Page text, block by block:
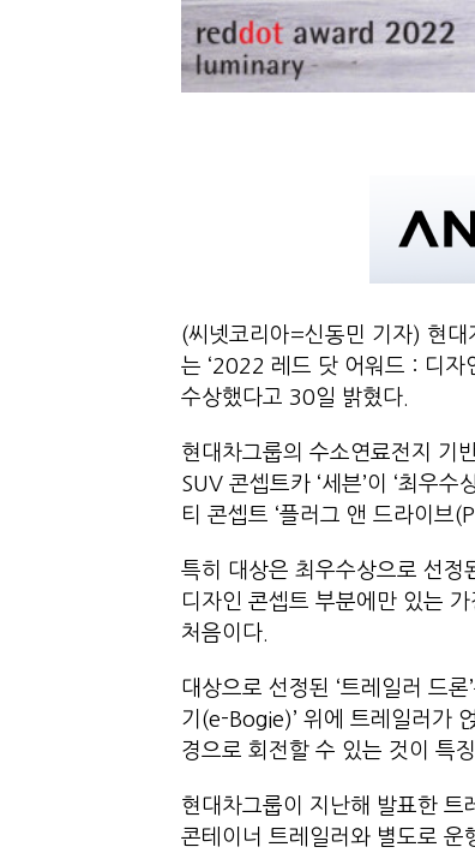
(씨넷코리아=신동민 기자) 현
는 ‘2022 레드 닷 어워드 : 디자
수상했다고 30일 밝혔다.
현대차그룹의 수소연료전지 기
SUV 콘셉트카 ‘세븐’이 ‘최우
티 콘셉트 ‘플러그 앤 드라이브
특히 대상은 최우수상으로 선정
디자인 콘셉트 부분에만 있는
처음이다.
대상으로 선정된 ‘트레일러 드
기(e-Bogie)’ 위에 트레일러가
경으로 회전할 수 있는 것이 특
현대차그룹이 지난해 발표한
콘테이너 트레일러와 별도로 운